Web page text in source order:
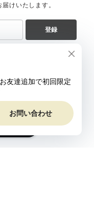
けいたします。
登録
する